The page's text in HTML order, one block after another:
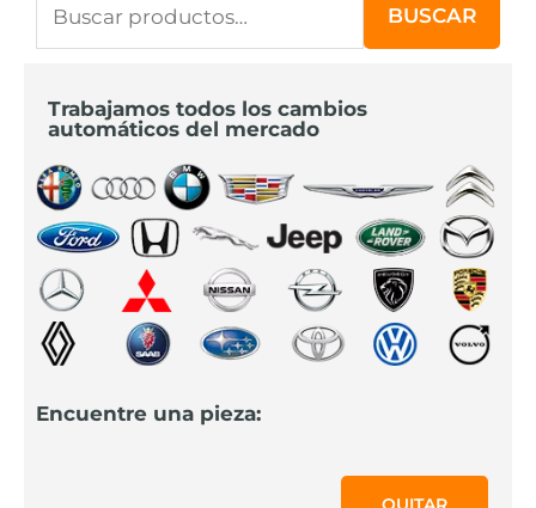
por:
BUSCAR
Trabajamos todos los cambios
automáticos del mercado
Encuentre una pieza: